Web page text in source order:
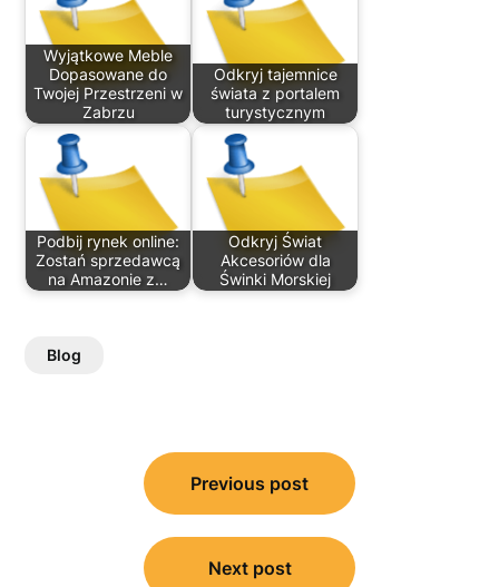
Wyjątkowe Meble
Dopasowane do
Twojej Przestrzeni w
Zabrzu
Odkryj tajemnice
świata z portalem
turystycznym
Podbij rynek online:
Zostań sprzedawcą
na Amazonie z…
Odkryj Świat
Akcesoriów dla
Świnki Morskiej
Blog
navigation
Previous post
Next post